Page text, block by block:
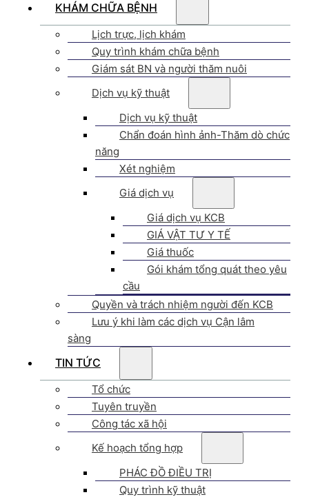
KHÁM CHỮA BỆNH
Lịch trực, lịch khám
Quy trình khám chữa bệnh
Giám sát BN và người thăm nuôi
Dịch vụ kỹ thuật
Dịch vụ kỹ thuật
Chẩn đoán hình ảnh-Thăm dò chức
năng
Xét nghiệm
Giá dịch vụ
Giá dịch vụ KCB
GIÁ VẬT TƯ Y TẾ
Giá thuốc
Gói khám tổng quát theo yêu
cầu
Quyền và trách nhiệm người đến KCB
Lưu ý khi làm các dịch vụ Cận lâm
sàng
TIN TỨC
Tổ chức
Tuyên truyền
Công tác xã hội
Kế hoạch tổng hợp
PHÁC ĐỒ ĐIỀU TRỊ
Quy trình kỹ thuật